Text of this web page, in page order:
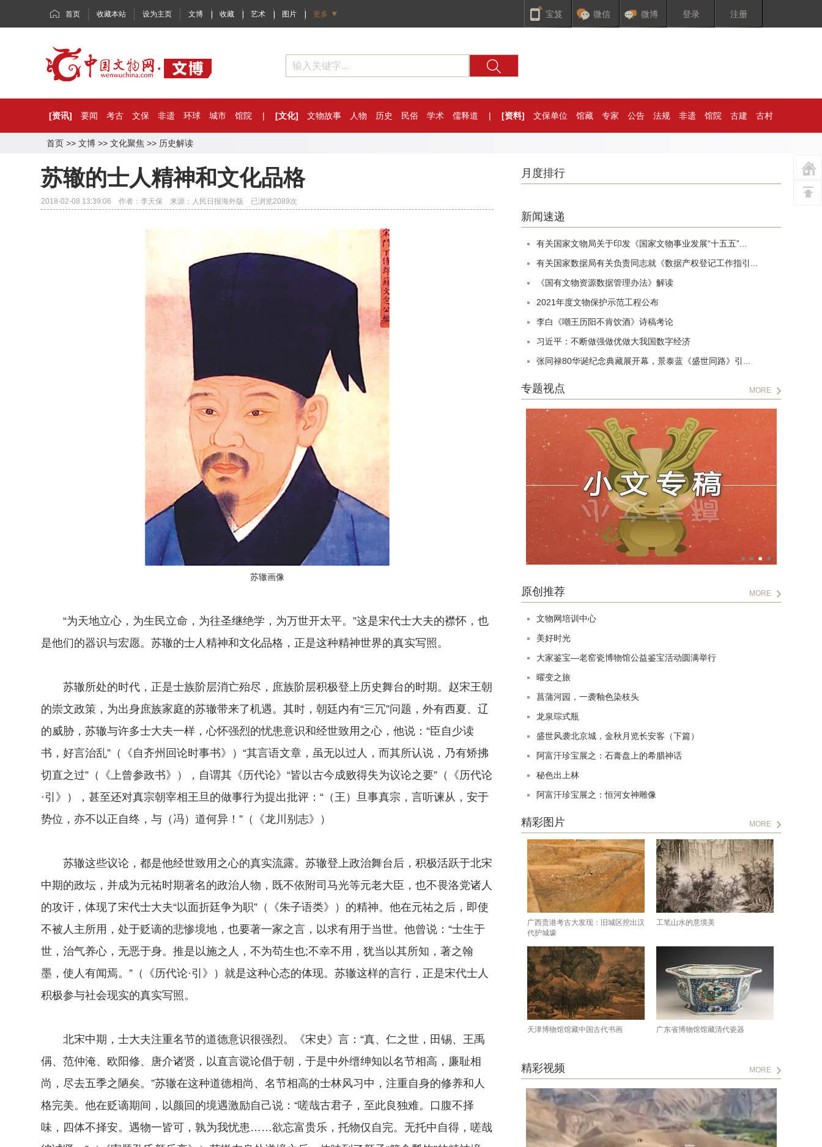
首页 收藏本站 设为主页 文博 | 收藏 | 艺术 | 图片 | 更多 宝笈 微信 微博 登录 注册
[资讯] 要闻 考古 文保 非遗 环球 城市 馆院 | [文化] 文物故事 人物 历史 民俗 学术 儒释道 | [资料] 文保单位 馆藏 专家 公告 法规 非遗 馆院 古建 古村
首页 >> 文博 >> 文化聚焦 >> 历史解读
苏辙的士人精神和文化品格
2018-02-08 13:39:06 作者：李天保 来源：人民日报海外版 已浏览2089次
苏辙画像
“为天地立心，为生民立命，为往圣继绝学，为万世开太平。”这是宋代士大夫的襟怀，也
是他们的器识与宏愿。苏辙的士人精神和文化品格，正是这种精神世界的真实写照。
苏辙所处的时代，正是士族阶层消亡殆尽，庶族阶层积极登上历史舞台的时期。赵宋王朝
的崇文政策，为出身庶族家庭的苏辙带来了机遇。其时，朝廷内有“三冗”问题，外有西夏、辽
的威胁，苏辙与许多士大夫一样，心怀强烈的忧患意识和经世致用之心，他说：“臣自少读
书，好言治乱”（《自齐州回论时事书》）“其言语文章，虽无以过人，而其所认说，乃有矫拂
切直之过”（《上曾参政书》），自谓其《历代论》“皆以古今成败得失为议论之要”（《历代论
·引》），甚至还对真宗朝宰相王旦的做事行为提出批评：“（王）旦事真宗，言听谏从，安于
势位，亦不以正自终，与（冯）道何异！”（《龙川别志》）
苏辙这些议论，都是他经世致用之心的真实流露。苏辙登上政治舞台后，积极活跃于北宋
中期的政坛，并成为元祐时期著名的政治人物，既不依附司马光等元老大臣，也不畏洛党诸人
的攻讦，体现了宋代士大夫“以面折廷争为职”（《朱子语类》）的精神。他在元祐之后，即使
不被人主所用，处于贬谪的悲惨境地，也要著一家之言，以求有用于当世。他曾说：“士生于
世，治气养心，无恶于身。推是以施之人，不为苟生也;不幸不用，犹当以其所知，著之翰
墨，使人有闻焉。”（《历代论·引》）就是这种心态的体现。苏辙这样的言行，正是宋代士人
积极参与社会现实的真实写照。
北宋中期，士大夫注重名节的道德意识很强烈。《宋史》言：“真、仁之世，田锡、王禹
偁、范仲淹、欧阳修、唐介诸贤，以直言谠论倡于朝，于是中外缙绅知以名节相高，廉耻相
尚，尽去五季之陋矣。”苏辙在这种道德相尚、名节相高的士林风习中，注重自身的修养和人
格完美。他在贬谪期间，以颜回的境遇激励自己说：“嗟哉古君子，至此良独难。口腹不择
味，四体不择安。遇物一皆可，孰为我忧患……欲忘富贵乐，托物仅自完。无托中自得，嗟哉
月度排行
新闻速递
有关国家文物局关于印发《国家文物事业发展“十五五”...
有关国家数据局有关负责同志就《数据产权登记工作指引...
《国有文物资源数据管理办法》解读
2021年度文物保护示范工程公布
李白《嘲王历阳不肯饮酒》诗稿考论
习近平：不断做强做优做大我国数字经济
张同禄80华诞纪念典藏展开幕，景泰蓝《盛世同路》引...
专题视点 MORE
原创推荐 MORE
文物网培训中心
美好时光
大家鉴宝—老窑瓷博物馆公益鉴宝活动圆满举行
曜变之旅
菖蒲河园，一袭釉色染枝头
龙泉琮式瓶
盛世风袭北京城，金秋月览长安客（下篇）
阿富汗珍宝展之：石膏盘上的希腊神话
秘色出上林
阿富汗珍宝展之：恒河女神雕像
精彩图片 MORE
广西贵港考古大发现：旧城区挖出汉
代护城壕
工笔山水的意境美
天津博物馆馆藏中国古代书画 广东省博物馆馆藏清代瓷器
精彩视频 MORE